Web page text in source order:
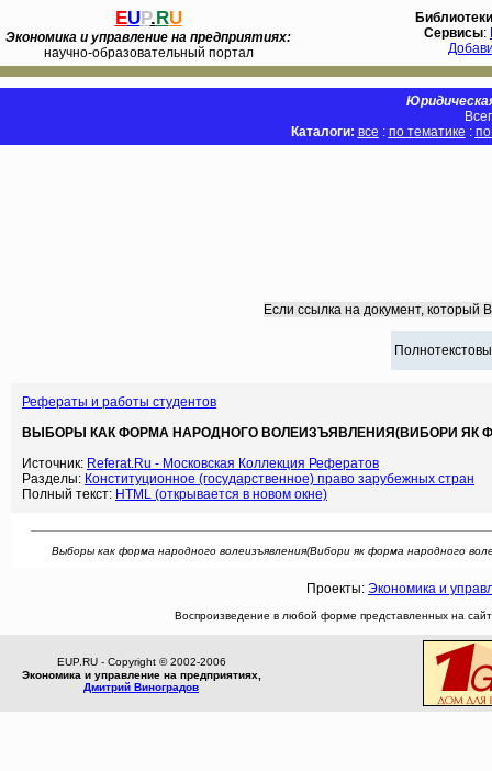
EUP.RU
Экономика и управление на предприятиях:
научно-образовательный портал
Библиотеки
Сервисы:
Каталоги: все : по тематике :
Если ссылка на документ, который
Рефераты и работы студентов
ВЫБОРЫ КАК ФОРМА НАРОДНОГО ВОЛЕИЗЪЯВЛЕНИЯ(ВИБОРИ ЯК
Источник: Referat.Ru - Московская Коллекция Рефератов
Разделы: Конституционное (государственное) право зарубежных стран
Полный текст: HTML (открывается в новом окне)
Выборы как форма народного волеизъявления(Вибори як форма народного
Проекты: Экономика и
Воспроизведение в любой форме представленных на
EUP.RU - Copyright © 2002-2006
Экономика и управление на предприятиях,
Дмитрий Виноградов